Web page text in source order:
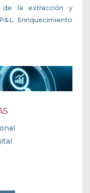
de la extracción y
Enriquecimiento